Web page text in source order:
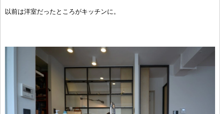
以前は洋室だったところがキッチンに。